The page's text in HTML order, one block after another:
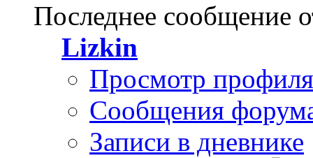
Последнее сообщение
Lizkin
Просмотр профиля
Сообщения
Записи в дневнике